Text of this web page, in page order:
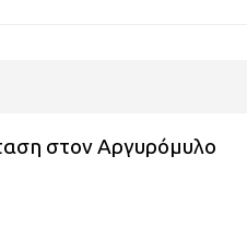
στον Αργυρόμυλο